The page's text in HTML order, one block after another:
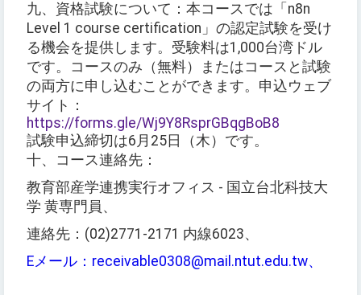
九、資格試験について：本コースでは「n8n
Level 1 course certification」の認定試験を受け
る機会を提供します。受験料は1,000台湾ドル
です。コースのみ（無料）またはコースと試験
の両方に申し込むことができます。申込ウェブ
サイト：
https://forms.gle/Wj9Y8RsprGBqgBoB8
試験申込締切は6月25日（木）です。
十、コース連絡先：
教育部産学連携実行オフィス - 国立台北科技大
学 黄専門員、
連絡先：(02)2771-2171 内線6023、
Eメール：receivable0308@mail.ntut.edu.tw、